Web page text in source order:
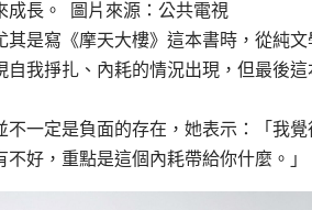
成長。 圖片來源：公共電視
是寫《摩天大樓》這本書時，從純
我掙扎、內耗的情況出現，但最後
一定是負面的存在，她表示：「我覺
好，重點是這個內耗帶給你什麼。」